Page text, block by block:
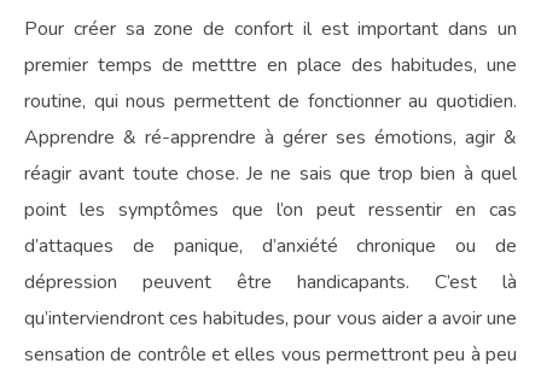
Pour créer sa zone de confort il est important dans un
premier temps de metttre en place des habitudes, une
routine, qui nous permettent de fonctionner au quotidien.
Apprendre & ré-apprendre à gérer ses émotions, agir &
réagir avant toute chose. Je ne sais que trop bien à quel
point les symptômes que l’on peut ressentir en cas
d’attaques de panique, d’anxiété chronique ou de
dépression peuvent être handicapants. C’est là
qu’interviendront ces habitudes, pour vous aider a avoir une
sensation de contrôle et elles vous permettront peu à peu